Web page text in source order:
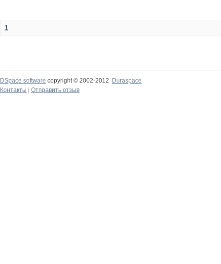
1
DSpace software copyright © 2002-2012
Duraspace
Контакты
Отправить отзыв